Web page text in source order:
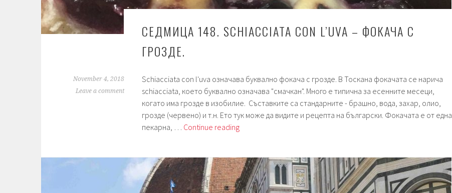
СЕДМИЦА 148. SCHIACCIATA CON L’UVA – ФОКАЧА С
ГРОЗДЕ.
November 4, 2018
Leave a comment
Schiacciata con l'uva означава буквално фокача с грозде. В Тоскана фокачата се нарича
schiacciata, което буквално означава "смачкан". Много е типична за есенните месеци,
когато има грозде в изобилие. Съставките са стандарните - брашно, вода, захар, олио,
грозде (червено) и т.н. Ето тук може да видите и рецепта на български. Фокачата е от една
пекарна, … Continue readingСедмица
con
l’uva
–